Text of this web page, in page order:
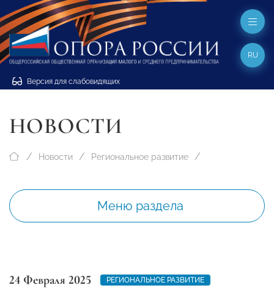
Версия для слабовидящих
RU
НОВОСТИ
Новости Региональное развитие
Меню раздела
24 Февраля 2025
РЕГИОНАЛЬНОЕ РАЗВИТИЕ